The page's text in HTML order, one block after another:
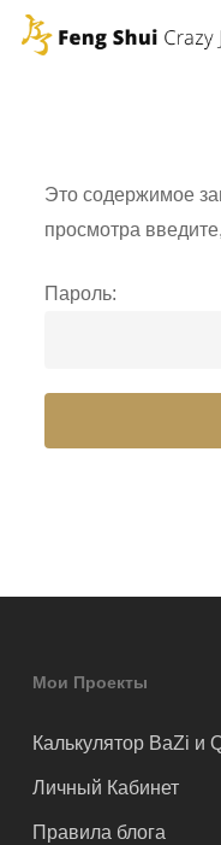
Skip
Это содержимое
просмотра
Пароль:
Мои Проекты
Калькулятор BaZi и
Личный Кабинет
Правила блога